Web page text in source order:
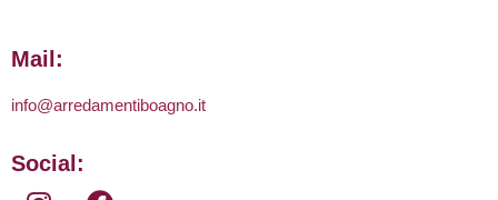
Mail:
info@arredamentiboagno.it
Social: